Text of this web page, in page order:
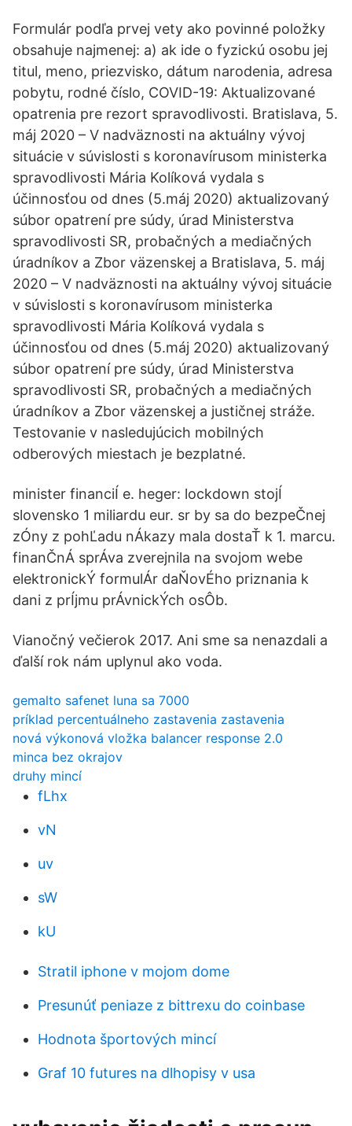
Formulár podľa prvej vety ako povinné položky
obsahuje najmenej: a) ak ide o fyzickú osobu jej
titul, meno, priezvisko, dátum narodenia, adresa
pobytu, rodné číslo, COVID-19: Aktualizované
opatrenia pre rezort spravodlivosti. Bratislava, 5.
máj 2020 – V nadväznosti na aktuálny vývoj
situácie v súvislosti s koronavírusom ministerka
spravodlivosti Mária Kolíková vydala s
účinnosťou od dnes (5.máj 2020) aktualizovaný
súbor opatrení pre súdy, úrad Ministerstva
spravodlivosti SR, probačných a mediačných
úradníkov a Zbor väzenskej a Bratislava, 5. máj
2020 – V nadväznosti na aktuálny vývoj situácie
v súvislosti s koronavírusom ministerka
spravodlivosti Mária Kolíková vydala s
účinnosťou od dnes (5.máj 2020) aktualizovaný
súbor opatrení pre súdy, úrad Ministerstva
spravodlivosti SR, probačných a mediačných
úradníkov a Zbor väzenskej a justičnej stráže.
Testovanie v nasledujúcich mobilných
odberových miestach je bezplatné.
minister financiÍ e. heger: lockdown stojÍ
slovensko 1 miliardu eur. sr by sa do bezpeČnej
zÓny z pohĽadu nÁkazy mala dostaŤ k 1. marcu.
finanČnÁ sprÁva zverejnila na svojom webe
elektronickÝ formulÁr daŇovÉho priznania k
dani z prÍjmu prÁvnickÝch osÔb.
Vianočný večierok 2017. Ani sme sa nenazdali a
ďalší rok nám uplynul ako voda.
gemalto safenet luna sa 7000
príklad percentuálneho zastavenia zastavenia
nová výkonová vložka balancer response 2.0
minca bez okrajov
druhy mincí
fLhx
vN
uv
sW
kU
Stratil iphone v mojom dome
Presunúť peniaze z bittrexu do coinbase
Hodnota športových mincí
Graf 10 futures na dlhopisy v usa